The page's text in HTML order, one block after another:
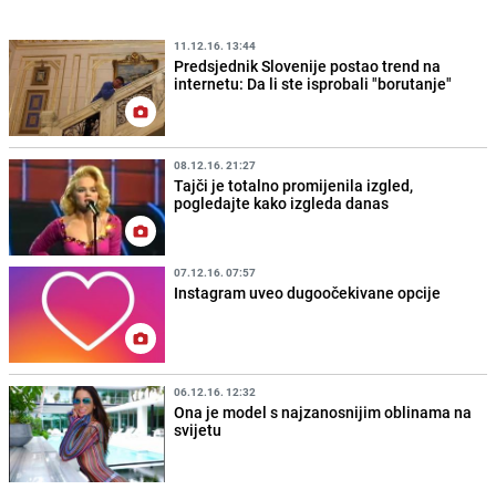
11.12.16. 13:44
Predsjednik Slovenije postao trend na
internetu: Da li ste isprobali "borutanje"
08.12.16. 21:27
Tajči je totalno promijenila izgled,
pogledajte kako izgleda danas
07.12.16. 07:57
Instagram uveo dugoočekivane opcije
06.12.16. 12:32
Ona je model s najzanosnijim oblinama na
svijetu